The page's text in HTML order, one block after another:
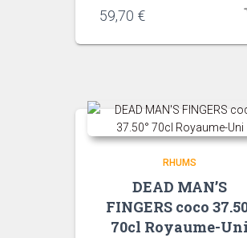
59,70 €
RHUMS
DEAD MAN’S
FINGERS coco
70cl Royaume-Uni